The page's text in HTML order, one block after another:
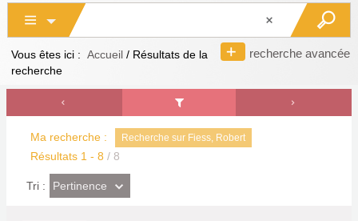
recherche avancée
Vous êtes ici : Accueil / Résultats de la
recherche
Ma recherche : Recherche sur Fiess, Robert
Résultats 1 - 8 / 8
Tri : (Effet
imédiat)
Pertinence